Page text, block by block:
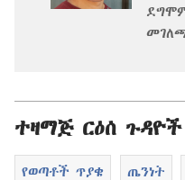
ተዛማጅ ርዕሰ ጉዳዮች
የወጣቶች ጥያቄ ጤንነት